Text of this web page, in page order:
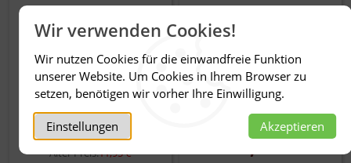
Wir verwenden Cookies!
Wir nutzen Cookies für die einwandfreie Funktion
unserer Website. Um Cookies in Ihrem Browser zu
setzen, benötigen wir vorher Ihre Einwilligung.
Einstellungen Akzeptieren
Hornhaut Fuß- und
Deo-Creme
intensiv
Alter Preis:11,95 €
Retterspitz
Vitamin-Gelee
12,75 €